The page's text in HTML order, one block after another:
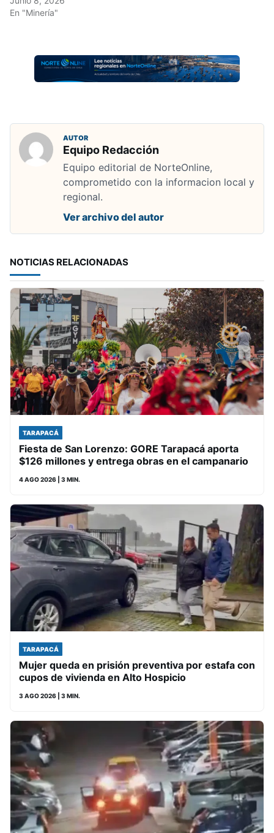
En "Minería"
AUTOR
Equipo Redacción
Equipo editorial de NorteOnline,
comprometido con la informacion local y
regional.
Ver archivo del autor
NOTICIAS RELACIONADAS
TARAPACÁ
Fiesta de San Lorenzo: GORE Tarapacá aporta
$126 millones y entrega obras en el campanario
4 AGO 2026 | 3 MIN.
TARAPACÁ
Mujer queda en prisión preventiva por estafa con
cupos de vivienda en Alto Hospicio
3 AGO 2026 | 3 MIN.